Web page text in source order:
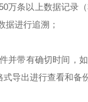
万条以上数据记录
据进行追溯；
并带有确切时间，
导出进行查看和备